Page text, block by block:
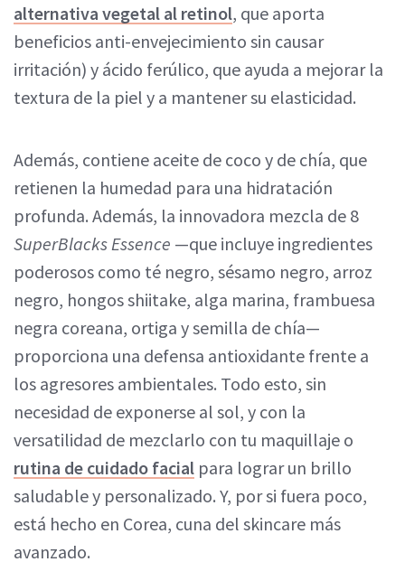
alternativa vegetal al retinol, que aporta
beneficios anti-envejecimiento sin causar
irritación) y ácido ferúlico, que ayuda a mejorar la
textura de la piel y a mantener su elasticidad.
Además, contiene aceite de coco y de chía, que
retienen la humedad para una hidratación
profunda. Además, la innovadora mezcla de 8
SuperBlacks Essence —que incluye ingredientes
poderosos como té negro, sésamo negro, arroz
negro, hongos shiitake, alga marina, frambuesa
negra coreana, ortiga y semilla de chía—
proporciona una defensa antioxidante frente a
los agresores ambientales. Todo esto, sin
necesidad de exponerse al sol, y con la
versatilidad de mezclarlo con tu maquillaje o
rutina de cuidado facial para lograr un brillo
saludable y personalizado. Y, por si fuera poco,
está hecho en Corea, cuna del skincare más
avanzado.